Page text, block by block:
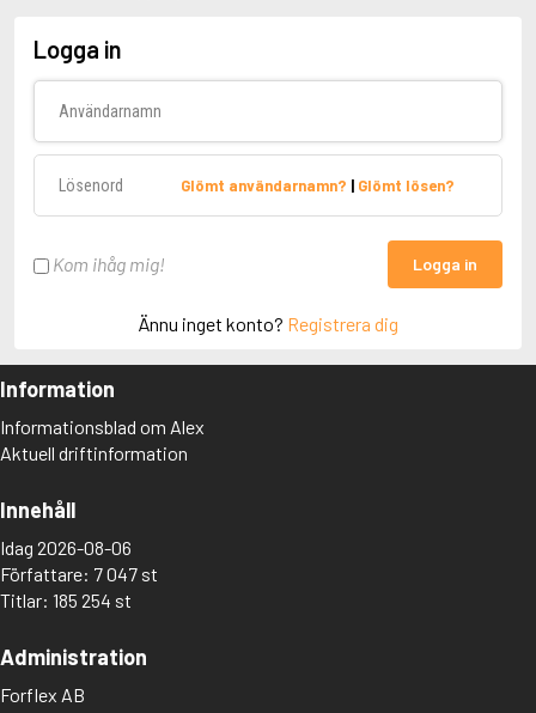
Logga in
Glömt användarnamn? | Glömt lösen?
Kom ihåg mig! Logga in
Ännu inget konto? Registrera dig
Information
Informationsblad om Alex
Aktuell driftinformation
Innehåll
Idag 2026-08-06
Författare: 7 047 st
Titlar: 185 254 st
Administration
Forflex AB